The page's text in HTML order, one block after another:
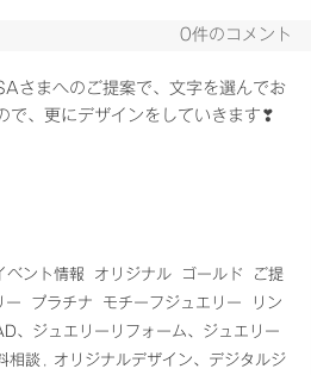
0件のコメント
さまへのご提案で、文字を選んでお
で、更にデザインをしていきます❣
ベント情報 オリジナル ゴールド
ご提
ー プラチナ モチーフジュエリー
リン
、ジュエリーリフォーム、ジュエリー
相談
オリジナルデザイン、デジタルジ